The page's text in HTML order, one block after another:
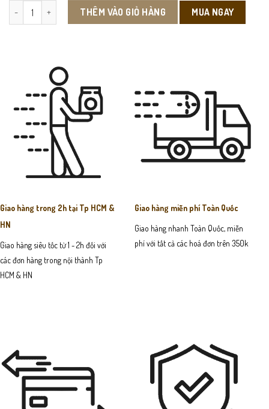
Xi đánh giày Kime số lượngTHÊM VÀO GIỎ HÀNG MUA NGAY
Giao hàng trong 2h tại Tp HCM &
HN
Giao hàng siêu tốc từ 1 - 2h đối với
các đơn hàng trong nội thành Tp
HCM & HN
Giao hàng miễn phí Toàn Quốc
Giao hàng nhanh Toàn Quốc, miễn
phí với tất cả các hoá đơn trên 350k